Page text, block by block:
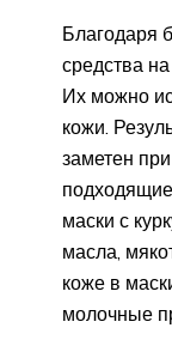
Благодаря
средства
Их можно
кожи.
заметен
маски с
масла,
коже в
молочные